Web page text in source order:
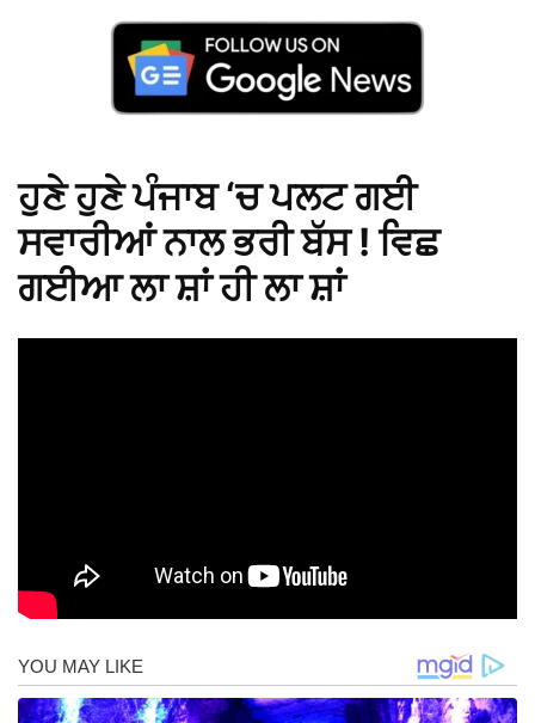
ਹੁਣੇ ਹੁਣੇ ਪੰਜਾਬ ‘ਚ ਪਲਟ ਗਈ
ਸਵਾਰੀਆਂ ਨਾਲ ਭਰੀ ਬੱਸ ! ਵਿਛ
ਗਈਆ ਲਾ ਸ਼ਾਂ ਹੀ ਲਾ ਸ਼ਾਂ